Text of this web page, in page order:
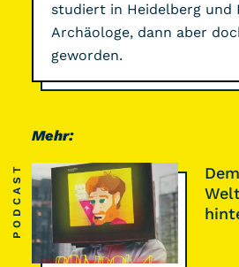
studiert in Heidelberg und
Archäologe, dann aber
geworden.
Mehr:
PODCAST